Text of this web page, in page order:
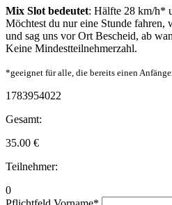
Mix Slot bedeutet: Hälfte 28 km/h*
Möchtest du nur eine Stunde fahren,
und sag uns vor Ort Bescheid, ab
Keine Mindestteilnehmerzahl.
*geeignet für alle, die bereits einen
1783954022
Gesamt:
35.00 €
Teilnehmer:
0